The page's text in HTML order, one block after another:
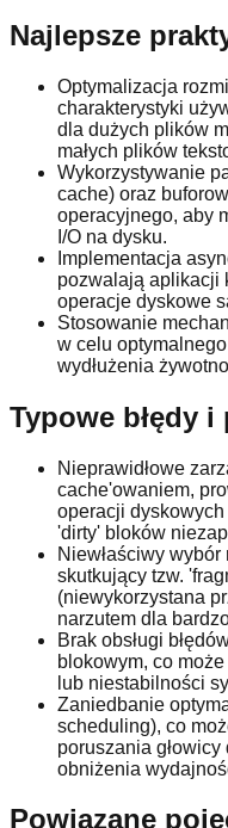
Najlepsze
Optymalizacja
charakterystyki
dla dużych plików
małych plików
Wykorzystywanie
cache) oraz
operacyjnego, aby
I/O na dysku.
Implementacja
pozwalają aplikacji
operacje dyskowe
Stosowanie
w celu
wydłużenia
Typowe błędy i
Nieprawidłowe
cache'owaniem,
operacji
'dirty' bloków
Niewłaściwy
skutkujący tzw.
(niewykorzystana
narzutem dla
Brak obsługi
blokowym, co
lub niestabilności
Zaniedbanie
scheduling), co
poruszania
obniżenia
Powiązane